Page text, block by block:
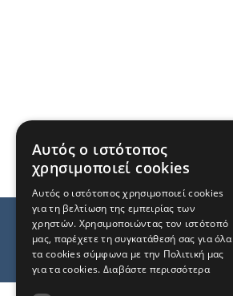
Αυτός ο ιστότοπος
χρησιμοποιεί cookies
Αυτός ο ιστότοπος χρησιμοποιεί cookies
για τη βελτίωση της εμπειρίας των
χρηστών. Χρησιμοποιώντας τον ιστότοπό
μας, παρέχετε τη συγκατάθεσή σας για όλα
τα cookies σύμφωνα με την Πολιτική μας
για τα cookies. Διαβάστε περισσότερα